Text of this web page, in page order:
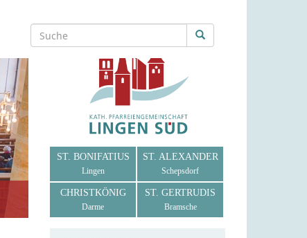
ST. BONIFATIUS
Lingen
ST. ALEXANDER
Schepsdorf
CHRISTKÖNIG
Darme
ST. GERTRUDIS
Bramsche